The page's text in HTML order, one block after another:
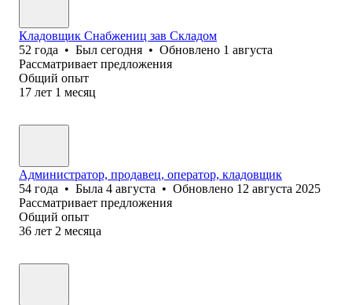
Кладовщик Снабжениц зав Складом
52 года • Был сегодня • Обновлено 1 августа
Рассматривает предложения
Общий опыт
17 лет 1 месяц
Администратор, продавец, оператор, кладовщик
54 года • Была 4 августа • Обновлено 12 августа 2025
Рассматривает предложения
Общий опыт
36 лет 2 месяца